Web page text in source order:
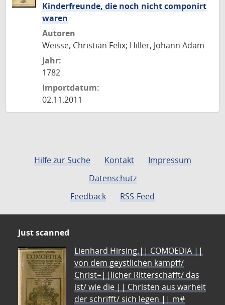
Kinderfreunde, die noch nicht componirt
waren
Autoren
Weisse, Christian Felix; Hiller, Johann Adam
Jahr:
1782
Importdatum:
02.11.2011
Hilfe zur Suche Kontakt
Impressum
Datenschutz
Feedback
RSS-Feed
Just scanned
Lienhard Hirsing.|| COMOEDIA ||
von dem geystlichen kampff/
Christ=||licher Ritterschafft/ das
ist/ wie die || Christen aus warheit
der schrifft/ sich legen || m#